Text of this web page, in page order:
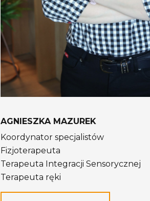
AGNIESZKA MAZUREK
Koordynator specjalistów
Fizjoterapeuta
Terapeuta Integracji Sensorycznej
Terapeuta ręki